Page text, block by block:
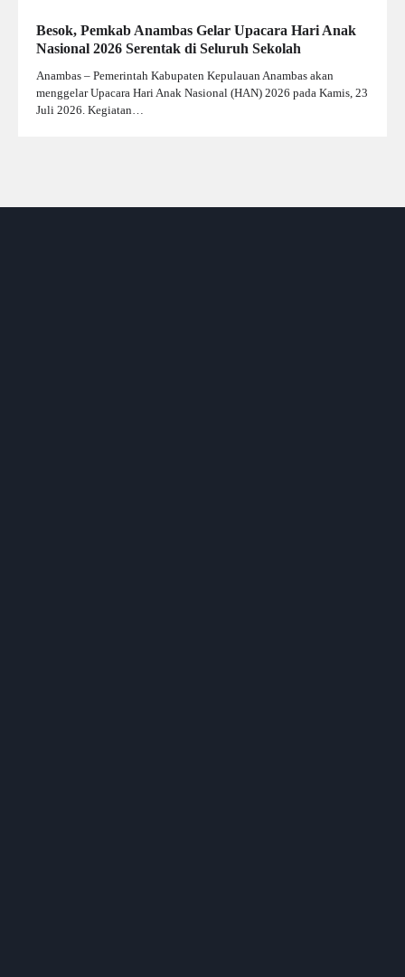
Besok, Pemkab Anambas Gelar Upacara Hari Anak
Nasional 2026 Serentak di Seluruh Sekolah
Anambas – Pemerintah Kabupaten Kepulauan Anambas akan
menggelar Upacara Hari Anak Nasional (HAN) 2026 pada Kamis, 23
Juli 2026. Kegiatan…